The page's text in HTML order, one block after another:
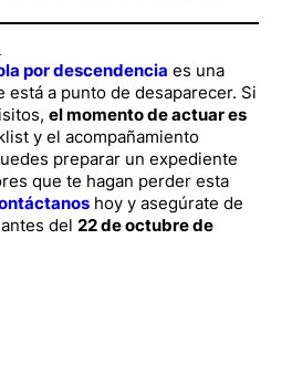
por descendencia es una
está a punto de desaparecer. Si
el momento de actuar es
y el acompañamiento
preparar un expediente
que te hagan perder esta
hoy y asegúrate de
del 22 de octubre de